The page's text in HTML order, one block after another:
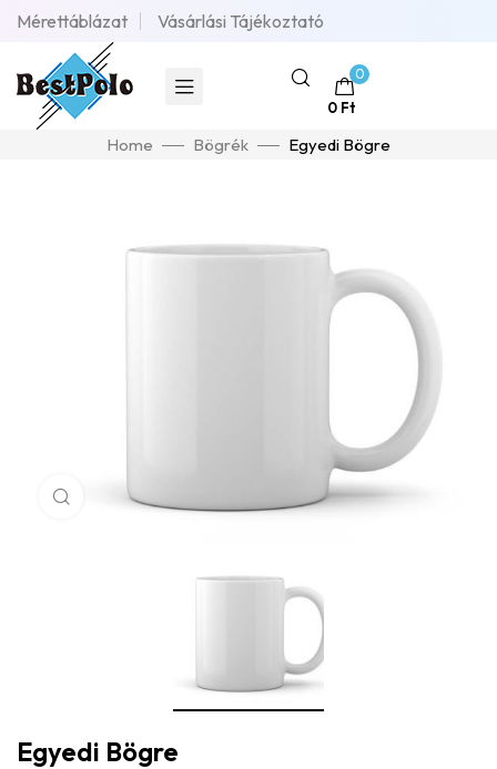
Mérettáblázat Vásárlási Tájékoztató
0
0 Ft
Home Bögrék Egyedi Bögre
Click to enlarge
Egyedi Bögre